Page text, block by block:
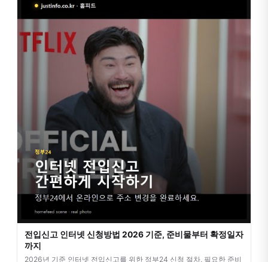
전입신고 인터넷 신청방법 2026 기준, 준비물부터 확정일자
까지
2026년 기준 인터넷 전입신고를 위한 정부24 신청 절차, 필요한 준비